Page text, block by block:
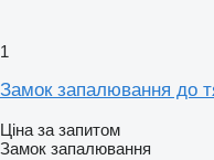
1
Замок запалювання до
Ціна за запитом
Замок запалювання